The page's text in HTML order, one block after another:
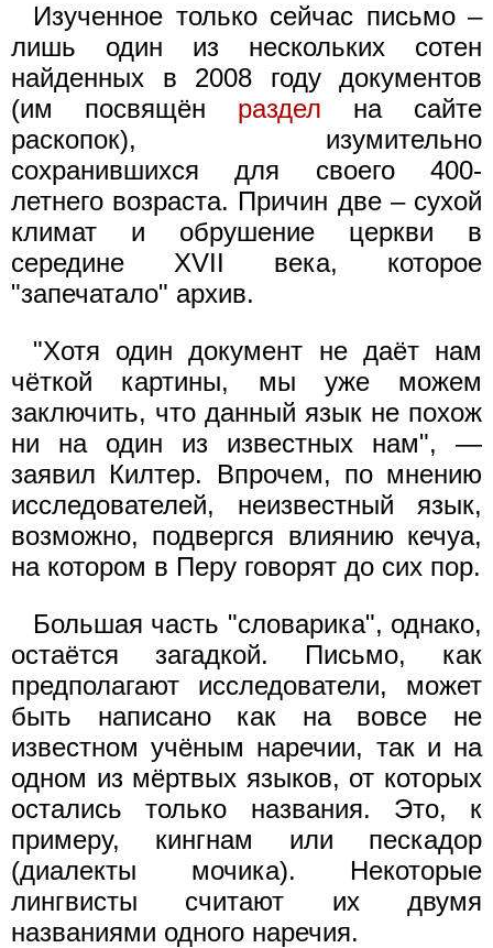
Изученное только сейчас письмо –
лишь один из нескольких сотен
найденных в 2008 году документов
(им посвящён раздел на сайте
раскопок), изумительно
сохранившихся для своего 400-
летнего возраста. Причин две – сухой
климат и обрушение церкви в
середине XVII века, которое
"запечатало" архив.
"Хотя один документ не даёт нам
чёткой картины, мы уже можем
заключить, что данный язык не похож
ни на один из известных нам", —
заявил Килтер. Впрочем, по мнению
исследователей, неизвестный язык,
возможно, подвергся влиянию кечуа,
на котором в Перу говорят до сих пор.
Большая часть "словарика", однако,
остаётся загадкой. Письмо, как
предполагают исследователи, может
быть написано как на вовсе не
известном учёным наречии, так и на
одном из мёртвых языков, от которых
остались только названия. Это, к
примеру, кингнам или пескадор
(диалекты мочика). Некоторые
лингвисты считают их двумя
названиями одного наречия.